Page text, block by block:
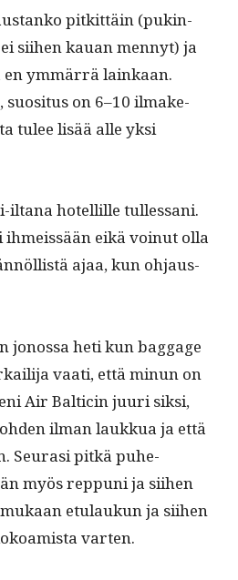
pitkit­täin (pukin­
siihen kauan men­nyt) ja
ymmär­rä lainkaan.
suosi­tus on 6–10 ilmake­
tulee lisää alle yksi
hotellille tul­lessani.
eikä voin­ut olla
ajaa, kun ohjaus­
jonos­sa heti kun bag­gage
vaati, että min­un on
Air Balticin juuri sik­si,
ilman laukkua ja että
Seurasi pitkä puhe­
myös rep­puni ja siihen
etu­laukun ja siihen
varten.